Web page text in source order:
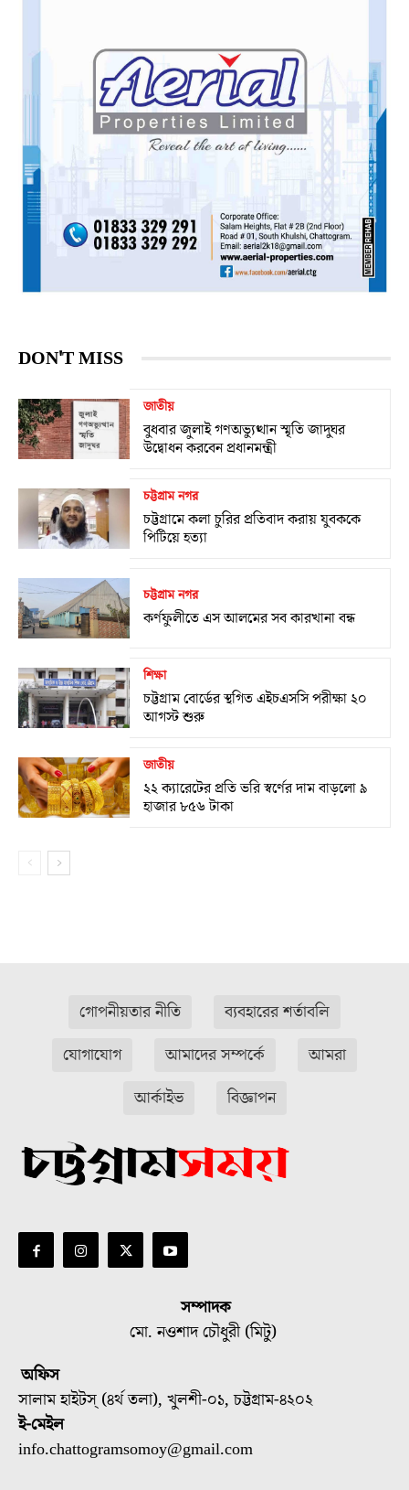
DON'T MISS
জাতীয়
বুধবার জুলাই গণঅভ্যুত্থান স্মৃতি জাদুঘর
উদ্বোধন করবেন প্রধানমন্ত্রী
চট্টগ্রাম নগর
চট্টগ্রামে কলা চুরির প্রতিবাদ করায় যুবককে
পিটিয়ে হত্যা
চট্টগ্রাম নগর
কর্ণফুলীতে এস আলমের সব কারখানা বন্ধ
শিক্ষা
চট্টগ্রাম বোর্ডের স্থগিত এইচএসসি পরীক্ষা ২০
আগস্ট শুরু
জাতীয়
২২ ক্যারেটের প্রতি ভরি স্বর্ণের দাম বাড়লো ৯
হাজার ৮৫৬ টাকা
গোপনীয়তার নীতি
ব্যবহারের শর্তাবলি
যোগাযোগ
আমাদের সম্পর্কে
আমরা
আর্কাইভ
বিজ্ঞাপন
সম্পাদক
মো. নওশাদ চৌধুরী (মিটু)
অফিস
সালাম হাইটস্ (৪র্থ তলা), খুলশী-০১, চট্টগ্রাম-৪২০২
ই-মেইল
info.chattogramsomoy@gmail.com